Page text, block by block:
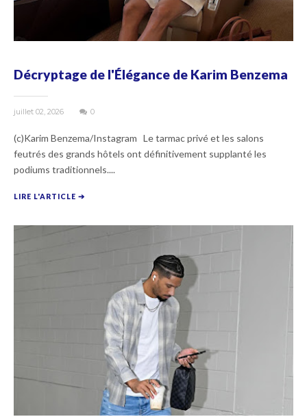
Décryptage de l'Élégance de Karim Benzema
juillet 02, 2026 0
(c)Karim Benzema/Instagram Le tarmac privé et les salons
feutrés des grands hôtels ont définitivement supplanté les
podiums traditionnels....
LIRE L'ARTICLE ➔